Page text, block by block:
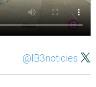
@IB3noticies